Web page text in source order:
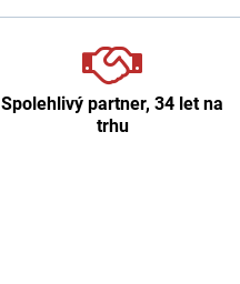
Spolehlivý partner, 34 let na
trhu